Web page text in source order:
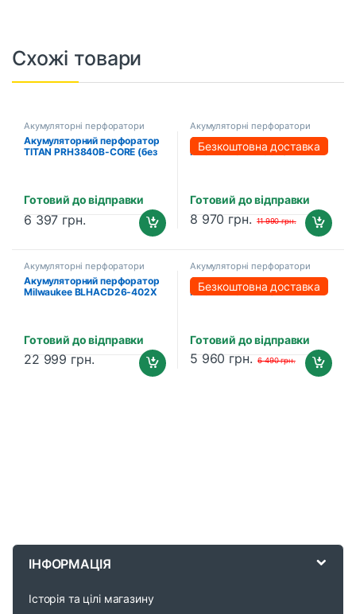
Схожі товари
Акумуляторні перфоратори
Акумуляторний перфоратор
TITAN PRH3840B-CORE (без
Готовий до відправки
6 397 грн.
Акумуляторні перфоратори
Безкоштовна доставка
Акумуляторний перфоратор
PROFI-TEC PBH5620
Готовий до відправки
8 970 грн. 11 990грн.
Акумуляторні перфоратори
Акумуляторний перфоратор
Milwaukee BLHACD26-402X
Готовий до відправки
22 999 грн.
Акумуляторні перфоратори
Безкоштовна доставка
Акумуляторний перфоратор
PROFI-TEC PBH201BL
Готовий до відправки
5 960 грн. 6 490грн.
ІНФОРМАЦІЯ
Історія та цілі магазину